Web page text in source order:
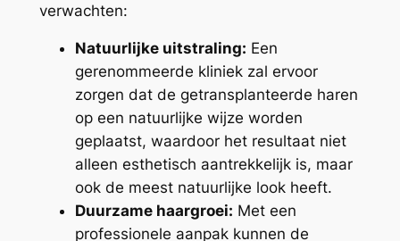
verwachten:
Natuurlijke uitstraling: Een
gerenommeerde kliniek zal ervoor
zorgen dat de getransplanteerde haren
op een natuurlijke wijze worden
geplaatst, waardoor het resultaat niet
alleen esthetisch aantrekkelijk is, maar
ook de meest natuurlijke look heeft.
Duurzame haargroei: Met een
professionele aanpak kunnen de